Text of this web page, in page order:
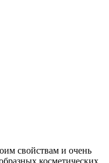
свойствам и очень
косметических